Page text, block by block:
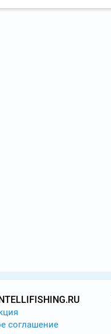
соглашение